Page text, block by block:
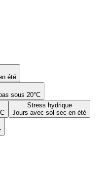
été
sous 20°C
Stress hydrique
Jours avec sol sec en été